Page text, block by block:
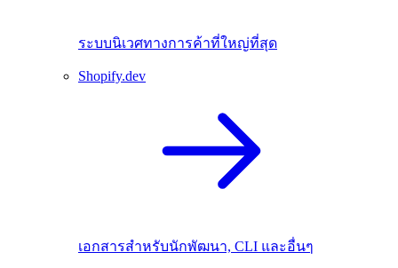
ระบบนิเวศทางการค้าที่ใหญ่ที่สุด
Shopify.dev
เอกสารสำหรับนักพัฒนา, CLI และอื่นๆ